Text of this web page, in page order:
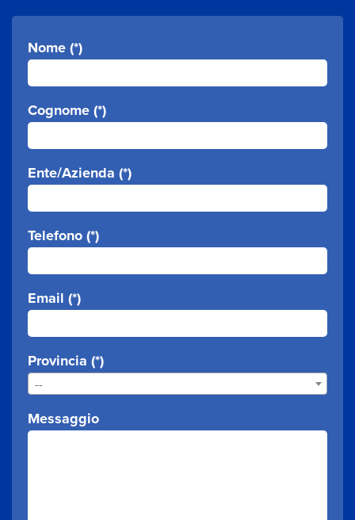
Nome (*)
Cognome (*)
Ente/Azienda (*)
Telefono (*)
Email (*)
Provincia (*)
--
Messaggio